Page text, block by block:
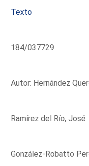
Texto
184/037729
Autor: Hernández
Ramírez del Río, José
González-Robatto